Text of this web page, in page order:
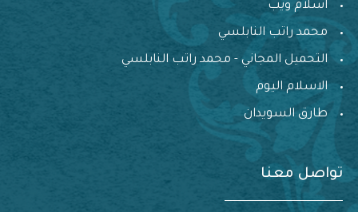
اسلام ويب
محمد راتب النابلسي
التحميل المجاني - محمد راتب النابلسي
الاسلام اليوم
طارق السويدان
تواصل معنا